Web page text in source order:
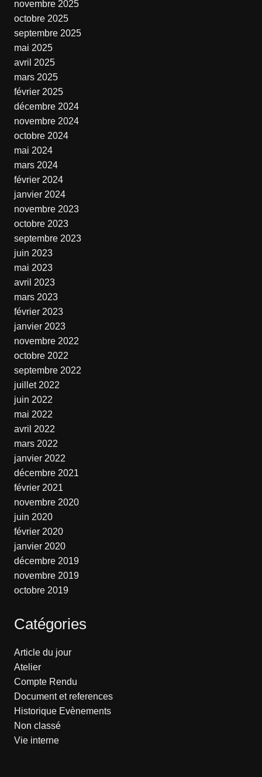
novembre 2025
octobre 2025
septembre 2025
mai 2025
avril 2025
mars 2025
février 2025
décembre 2024
novembre 2024
octobre 2024
mai 2024
mars 2024
février 2024
janvier 2024
novembre 2023
octobre 2023
septembre 2023
juin 2023
mai 2023
avril 2023
mars 2023
février 2023
janvier 2023
novembre 2022
octobre 2022
septembre 2022
juillet 2022
juin 2022
mai 2022
avril 2022
mars 2022
janvier 2022
décembre 2021
février 2021
novembre 2020
juin 2020
février 2020
janvier 2020
décembre 2019
novembre 2019
octobre 2019
Catégories
Article du jour
Atelier
Compte Rendu
Document et references
Historique Evènements
Non classé
Vie interne